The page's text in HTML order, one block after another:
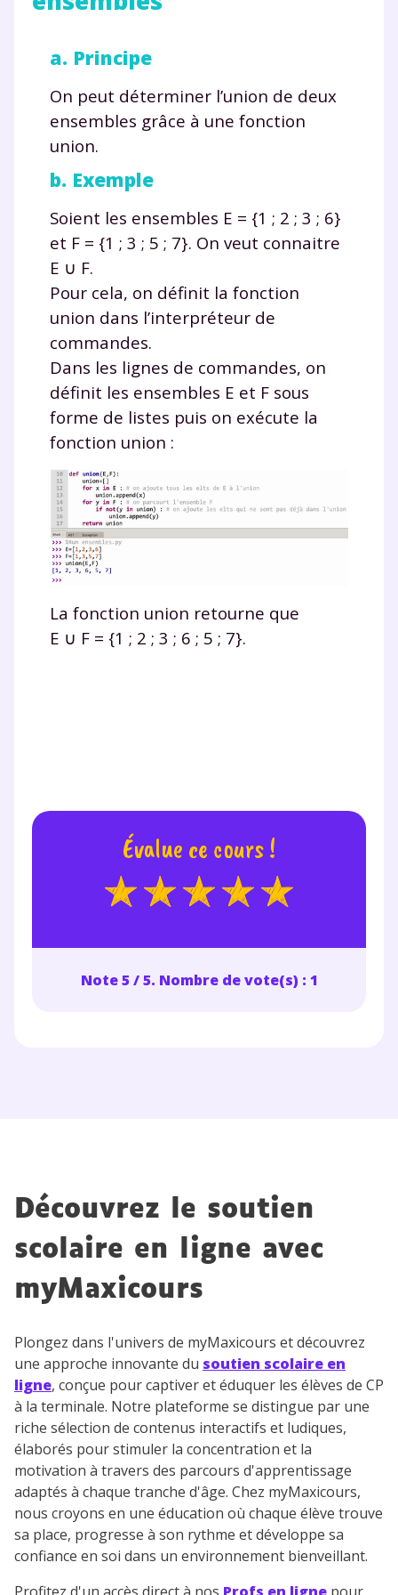
a. Principe
On peut déterminer l’union de deux
ensembles grâce à une fonction
union.
b. Exemple
Soient les ensembles E = {1 ; 2 ; 3 ; 6}
et F = {1 ; 3 ; 5 ; 7}. On veut connaitre
E ∪ F.
Pour cela, on définit la fonction
union dans l’interpréteur de
commandes.
Dans les lignes de commandes, on
définit les ensembles E et F sous
forme de listes puis on exécute la
fonction union :
La fonction union retourne que
E ∪ F = {1 ; 2 ; 3 ; 6 ; 5 ; 7}.
Évalue ce cours !
Note 5 / 5. Nombre de vote(s) : 1
Découvrez le soutien
scolaire en ligne avec
myMaxicours
Plongez dans l'univers de myMaxicours et découvrez
une approche innovante du soutien scolaire en
ligne, conçue pour captiver et éduquer les élèves de CP
à la terminale. Notre plateforme se distingue par une
riche sélection de contenus interactifs et ludiques,
élaborés pour stimuler la concentration et la
motivation à travers des parcours d'apprentissage
adaptés à chaque tranche d'âge. Chez myMaxicours,
nous croyons en une éducation où chaque élève trouve
sa place, progresse à son rythme et développe sa
confiance en soi dans un environnement bienveillant.
vous envoyer notre newsletter. Vous pourrez vous
désinscription présent dans chaque newsletter. Pour
en savoir plus sur la gestion de vos données
personnelles et pour exercer vos droits, vous pouvez
consulternotre charte.